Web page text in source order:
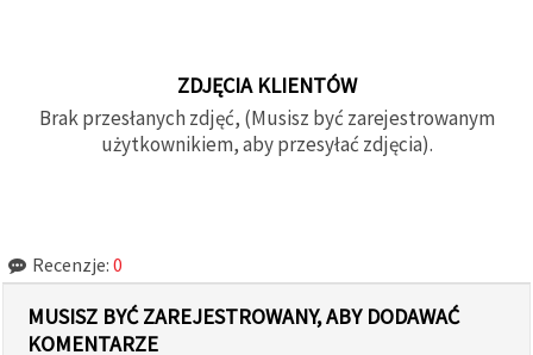
ZDJĘCIA KLIENTÓW
Brak przesłanych zdjęć, (Musisz być zarejestrowanym
użytkownikiem, aby przesyłać zdjęcia).
Recenzje: 0
MUSISZ BYĆ ZAREJESTROWANY, ABY DODAWAĆ
KOMENTARZE